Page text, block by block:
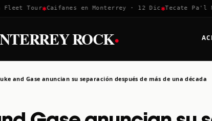
Tour✱Caifanes en Monterrey · 12 Dic ✱Tecate Pa'l
ROCK·
and Gase anuncian su separación después de más de una década